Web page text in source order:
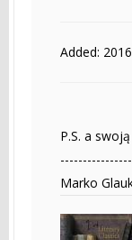
Added:
P.S. a
Marko